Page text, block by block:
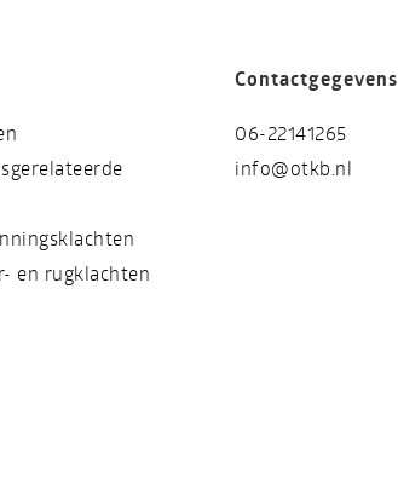
en rugklachten
Contactgegevens
06-22141265
info@otkb.nl